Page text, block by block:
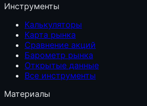
Инструменты
Калькуляторы
Карта рынка
Сравнение акций
Барометр рынка
Открытые данные
Все инструменты
Материалы